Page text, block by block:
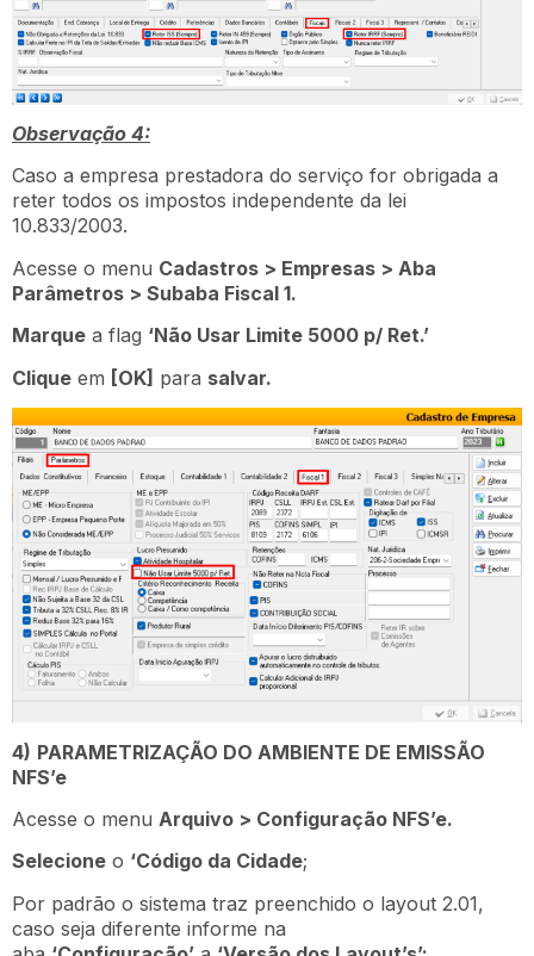
Observação 4:
Caso a empresa prestadora do serviço for obrigada a
reter todos os impostos independente da lei
10.833/2003.
Acesse o menu Cadastros > Empresas > Aba
Parâmetros > Subaba Fiscal 1.
Marque a flag ‘Não Usar Limite 5000 p/ Ret.’
Clique em [OK] para salvar.
4) PARAMETRIZAÇÃO DO AMBIENTE DE EMISSÃO
NFS’e
Acesse o menu Arquivo > Configuração NFS’e.
Selecione o ‘Código da Cidade;
Por padrão o sistema traz preenchido o layout 2.01,
caso seja diferente informe na